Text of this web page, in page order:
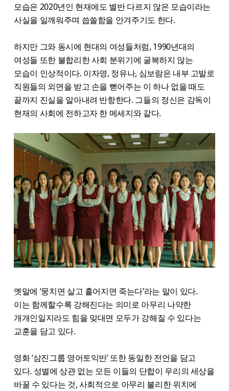
모습은 2020년인 현재에도 별반 다르지 않은 모습이라는
사실을 일깨워주며 씁쓸함을 안겨주기도 한다.
하지만 그와 동시에 현대의 여성들처럼, 1990년대의
여성들 또한 불합리한 사회 분위기에 굴복하지 않는
모습이 인상적이다. 이자영, 정유나, 심보람은 내부 고발로
직원들의 외면을 받고 손을 뻗어주는 이 하나 없을 때도
끝까지 진실을 알아내려 반항한다. 그들의 정신은 감독이
현재의 사회에 전하고자 한 메세지와 같다.
옛말에 ‘뭉치면 살고 흩어지면 죽는다’라는 말이 있다.
이는 함께할수록 강해진다는 의미로 아무리 나약한
개개인일지라도 힘을 맞대면 모두가 강해질 수 있다는
교훈을 담고 있다.
영화 ‘삼진그룹 영어토익반’ 또한 동일한 전언을 담고
있다. 성별에 상관 없는 모든 이들의 단합이 우리의 세상을
바꿀 수 있다는 것, 사회적으로 아무리 불리한 위치에